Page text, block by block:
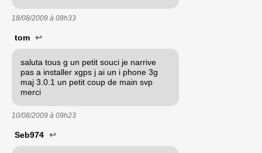
18/08/2009 à 08h33
tom ↩
saluta tous g un petit souci je narrive
pas a installer xgps j ai un i phone 3g
maj 3.0.1 un petit coup de main svp
merci
10/08/2009 à 09h23
Seb974 ↩